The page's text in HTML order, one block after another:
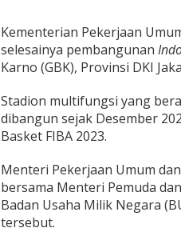
N
G
I
G
B
K
K
H
I
Kementerian Pekerjaan
selesainya pembangunan
Karno (GBK), Provinsi DKI
Stadion multifungsi yang
dibangun sejak Desember
Basket FIBA 2023.
Menteri Pekerjaan Umum
bersama Menteri Pemuda
Badan Usaha Milik Negara
tersebut.